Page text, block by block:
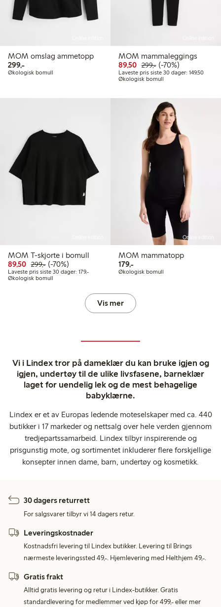
MOM omslag ammetopp
299,-299,00 kr
Økologisk bomull
MOM mammaleggings
89,50 Rabattert pris: 89,50 kr
299,-Vanlig pris: 299,00
70% rabatt
(-70%)
Laveste pris siste 30 dager: 149,50
Økologisk bomull
MOM T-skjorte i bomull
89,50 Rabattert pris: 89,50 kr
299,-Vanlig pris: 299,00 kr
70% rabatt
(-70%)
Laveste pris siste 30 dager: 179,-Laveste pris siste 30 dager: 179,00 kr
Økologisk bomull
Online edition
MOM mammatopp
179,-179,00 kr
Økologisk bomull
Vis mer
Vi i Lindex tror på dameklær du kan bruke igjen og
igjen, undertøy til de ulike livsfasene, barneklær
laget for uendelig lek og de mest behagelige
babyklærne.
Lindex er et av Europas ledende moteselskaper med ca. 440
butikker i 17 markeder og nettsalg over hele verden gjennom
tredjepartssamarbeid. Lindex tilbyr inspirerende og
prisgunstig mote, og sortimentet inkluderer flere forskjellige
konsepter innen dame, barn, undertøy og kosmetikk.
30 dagers returrett
For salgsvarer tilbyr vi 14 dagers retur.
Leveringskostnader
Kostnadsfri levering til Lindex butikker. Levering til Brings
nærmeste leveringssted 49,-. Hjemlevering med Helthjem 49,-.
Gratis frakt
Alltid gratis levering og retur i Lindex-butikker. Gratis
standardlevering for medlemmer ved kjøp for 499,- eller mer